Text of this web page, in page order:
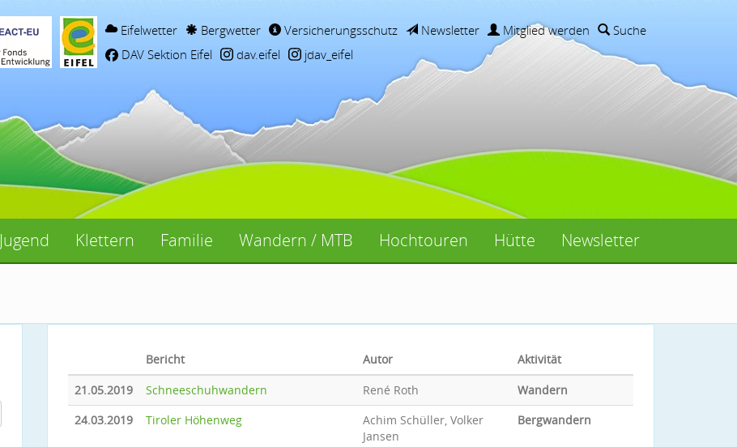
Eifelwetter Bergwetter Versicherungsschutz Newsletter Mitglied werden
Suche
DAV Sektion Eifel
dav.eifel jdav_eifel
Jugend Klettern Familie Wandern / MTB Hochtouren Hütte Newsletter
Bericht Autor
Aktivität
21.05.2019
Schneeschuhwandern René Roth
Wandern
24.03.2019
Tiroler Höhenweg
Achim Schüller, Volker
Jansen
Bergwandern